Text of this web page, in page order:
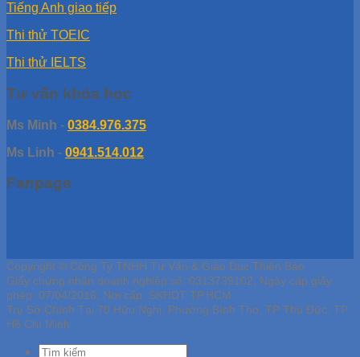
Tiếng Anh giao tiếp
Thi thử TOEIC
Thi thử IELTS
Tư vấn khóa học
Ms Minh - 0384.976.375
Ms Linh - 0941.514.012
Fanpage
Copyright © Công Ty TNHH Tư Vấn & Giáo Dục Thiên Bảo
Giấy chứng nhận doanh nghiệp số: 0313739102, Ngày cấp giấy
phép: 07/04/2016, Nơi cấp: SKHDT TP.HCM
Trụ Sở Chính Tại 70 Hữu Nghị, Phường Bình Thọ, TP Thủ Đức, TP
Hồ Chí Minh